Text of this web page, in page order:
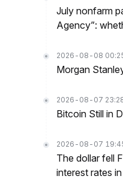
July nonfarm
Agency”:
2026-08-08
Morgan
2026-08-07
Bitcoin Still in
2026-08-07
The dollar fell
interest rates